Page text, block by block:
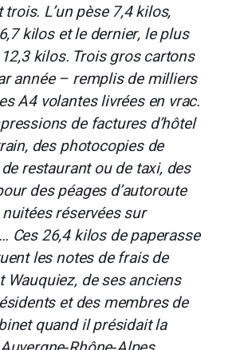
L’un pèse 7,4 kilos,
kilos et le dernier, le plus
kilos. Trois gros cartons
année – remplis de milliers
A4 volantes livrées en vrac.
de factures d’hôtel
des photocopies de
restaurant ou de taxi, des
des péages d’autoroute
réservées sur
Ces 26,4 kilos de paperasse
les notes de frais de
Wauquiez, de ses anciens
et des membres de
quand il présidait la